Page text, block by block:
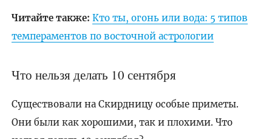
Читайте также: Кто ты, огонь или вода: 5 типов
темпераментов по восточной астрологии
Что нельзя делать 10 сентября
Существовали на Скирдницу особые приметы.
Они были как хорошими, так и плохими. Что